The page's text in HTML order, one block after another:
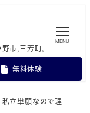
市,三芳町,
無料体験
MENU
私立単願なので理